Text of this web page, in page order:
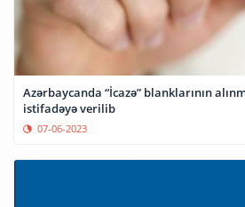
Azərbaycanda “İcazə” blanklarının
istifadəyə verilib
07-06-2023